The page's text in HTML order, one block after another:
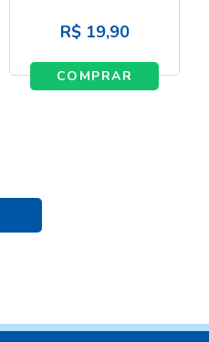
R$ 19,90
COMPRAR